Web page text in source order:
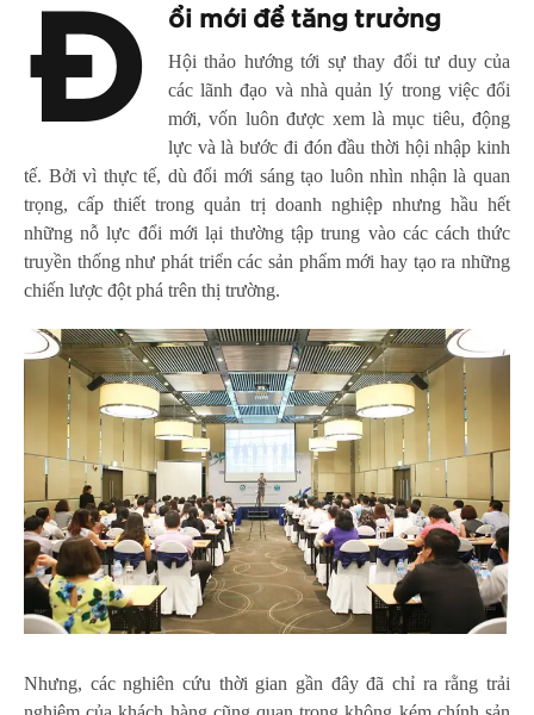
Đ ổi mới để tăng trưởng
Hội thảo hướng tới sự thay đổi tư duy của
các lãnh đạo và nhà quản lý trong việc đổi
mới, vốn luôn được xem là mục tiêu, động
lực và là bước đi đón đầu thời hội nhập kinh
tế. Bởi vì thực tế, dù đổi mới sáng tạo luôn nhìn nhận là quan
trọng, cấp thiết trong quản trị doanh nghiệp nhưng hầu hết
những nỗ lực đổi mới lại thường tập trung vào các cách thức
truyền thống như phát triển các sản phẩm mới hay tạo ra những
chiến lược đột phá trên thị trường.
Nhưng, các nghiên cứu thời gian gần đây đã chỉ ra rằng trải